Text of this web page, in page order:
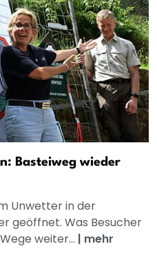
Basteiweg wieder
Unwetter in der
geöffnet. Was Besucher
weiter... | mehr